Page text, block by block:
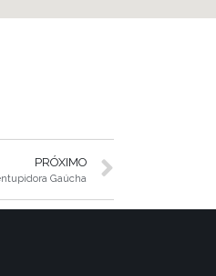
PRÓXIMO
Gaúcha